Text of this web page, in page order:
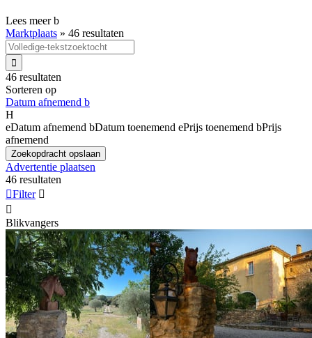
Lees meerb
Marktplaats » 46 resultaten

46 resultaten
Sorteren op
Datum afnemend b
H
eDatum afnemend bDatum toenemend ePrijs toenemend bPrijs
afnemend
Zoekopdracht opslaan
Advertentie plaatsen
46 resultaten
Filter 

Blikvangers